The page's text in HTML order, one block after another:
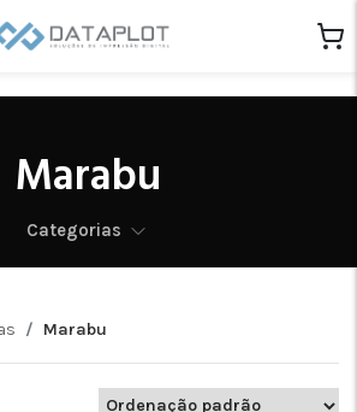
Marabu
Categorias
Marabu